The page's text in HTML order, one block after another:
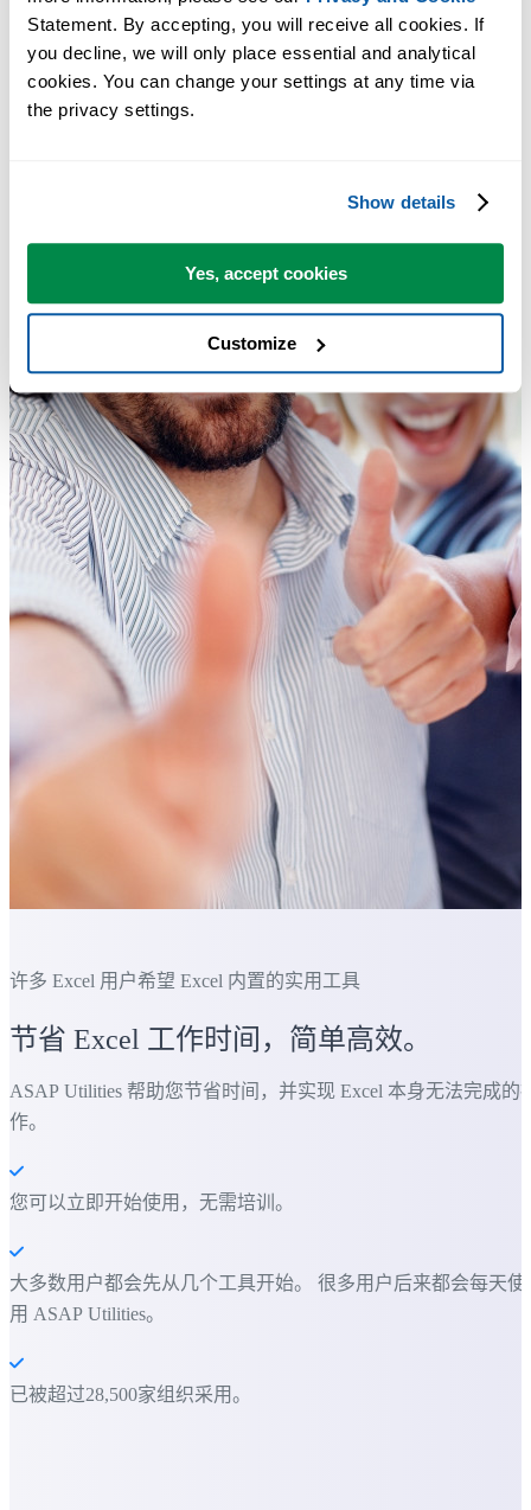
Statement. By accepting, you will receive all cookies. If
you decline, we will only place essential and analytical
cookies. You can change your settings at any time via
the privacy settings.
Show details
Yes, accept cookies
Customize
许多 Excel 用户希望 Excel 内置的实用工具
节省 Excel 工作时间，简单高效。
ASAP Utilities 帮助您节省时间，并实现 Excel 本身无法完成的
作。
您可以立即开始使用，无需培训。
大多数用户都会先从几个工具开始。 很多用户后来都会每天使
用 ASAP Utilities。
已被超过28,500家组织采用。